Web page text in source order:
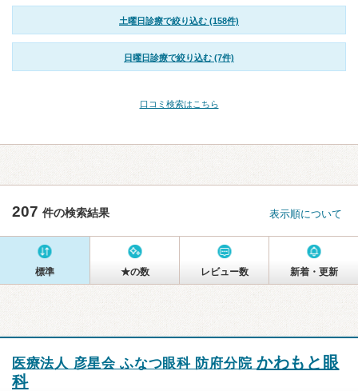
土曜日診療で絞り込む (158件)
日曜日診療で絞り込む (7件)
口コミ検索はこちら
207 件の検索結果 表示順について
標準 ★の数 レビュー数 新着・更新
医療法人 彦星会 ふなつ眼科 防府分院 かわもと眼
科